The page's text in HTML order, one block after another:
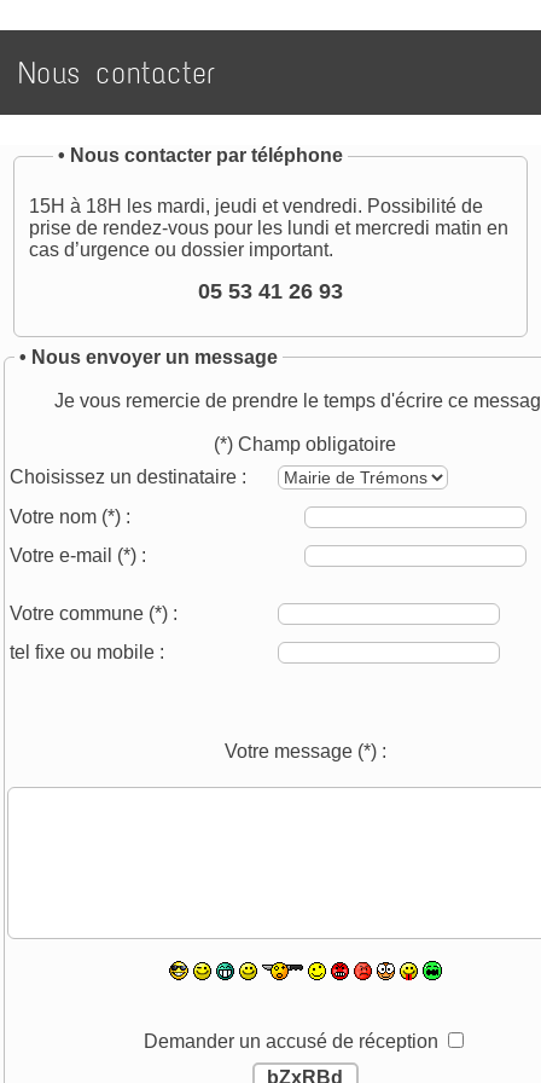
Nous contacter
• Nous contacter par téléphone
15H à 18H les mardi, jeudi et vendredi. Possibilité de
prise de rendez-vous pour les lundi et mercredi matin en
cas d’urgence ou dossier important.
05 53 41 26 93
• Nous envoyer un message
Je vous remercie de prendre le temps d'écrire ce
(*) Champ obligatoire
Choisissez un destinataire :
Votre nom (*) :
Votre e-mail (*) :
Votre commune (*) :
tel fixe ou mobile :
Votre message (*):
Demander un accusé de réception
bZxRBd